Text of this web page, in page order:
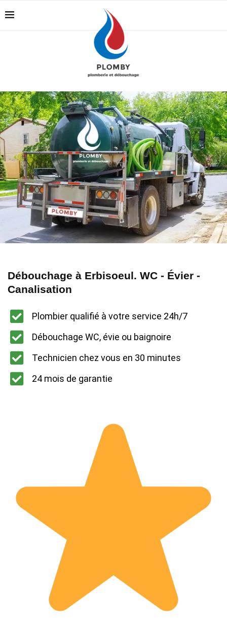
Débouchage à Erbisoeul. WC - Évier -
Canalisation
Plombier qualifié à votre service 24h/7
Débouchage WC, évie ou baignoire
Technicien chez vous en 30 minutes
24 mois de garantie